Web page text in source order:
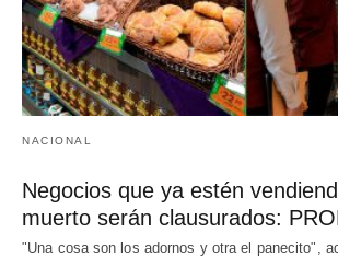
NACIONAL
Negocios que ya estén
muerto serán clausurados:
"Una cosa son los adornos y otra el panecito",